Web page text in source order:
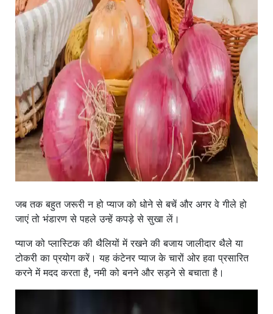
जब तक बहुत जरूरी न हो प्याज को धोने से बचें और अगर वे गीले हो
जाएं तो भंडारण से पहले उन्हें कपड़े से सुखा लें।
प्याज को प्लास्टिक की थैलियों में रखने की बजाय जालीदार थैले या
टोकरी का प्रयोग करें। यह कंटेनर प्याज के चारों ओर हवा प्रसारित
करने में मदद करता है, नमी को बनने और सड़ने से बचाता है।